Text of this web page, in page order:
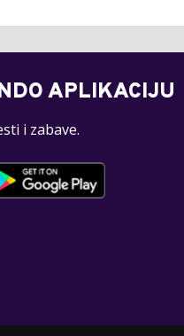
APLIKACIJU
i zabave.